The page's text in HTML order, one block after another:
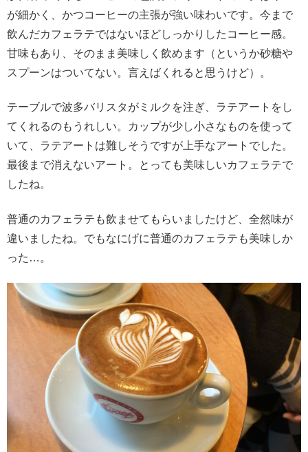
が細かく、かつコーヒーの主張が強い味わいです。今まで
飲んだカフェラテではないほどしっかりしたコーヒー感。
甘味もあり、そのまま美味しく飲めます（というか砂糖や
スプーンはついてない。言えばくれると思うけど）。
テーブルで波多バリスタがミルクを注ぎ、ラテアートをし
てくれるのもうれしい。カップが少し小さなものを使って
いて、ラテアートは難しそうですが上手なアートでした。
最後まで消えないアート。とっても美味しいカフェラテで
したね。
普通のカフェラテも飲ませてもらいましたけど、全然味が
違いましたね。でもなにげに普通のカフェラテも美味しか
った…。